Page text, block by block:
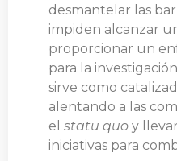
desmantelar las
impiden alcanzar
proporcionar un
para la
sirve como
alentando a las
el statu quo y
iniciativas para